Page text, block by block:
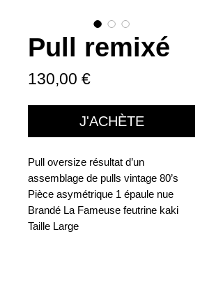
Pull remixé
130,00 €Prix
J'ACHÈTE
Pull oversize résultat d’un
assemblage de pulls vintage 80’s
Pièce asymétrique 1 épaule nue
Brandé La Fameuse feutrine kaki
Taille Large